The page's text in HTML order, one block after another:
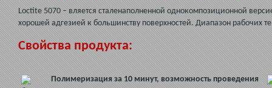
Loctite 5070 – вляется сталенаполненной однокомпозиционной
хорошей адгезией к большинству поверхностей. Диапазон рабочих
Свойства продукта:
Полимеризация за 10 минут, возможность проведения